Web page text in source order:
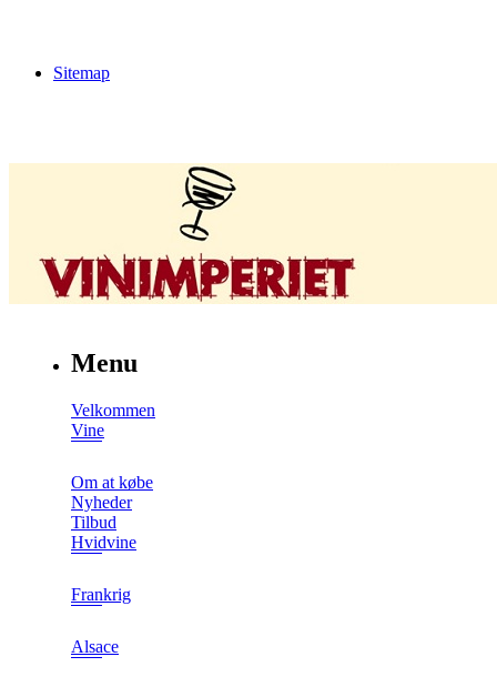
Sitemap
Menu
Velkommen
Vine
Om at købe
Nyheder
Tilbud
Hvidvine
Frankrig
Alsace